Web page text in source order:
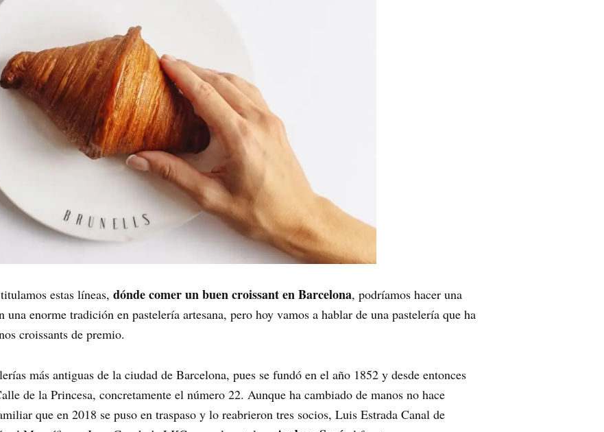
estas líneas, dónde comer un buen croissant en Barcelona, podríamos hacer una
enorme tradición en pastelería artesana, pero hoy vamos a hablar de una pastelería que ha
croissants de premio.
más antiguas de la ciudad de Barcelona, pues se fundó en el año 1852 y desde entonces
de la Princesa, concretamente el número 22. Aunque ha cambiado de manos no hace
que en 2018 se puso en traspaso y lo reabrieron tres socios, Luis Estrada Canal de